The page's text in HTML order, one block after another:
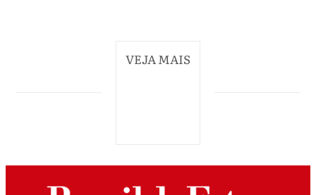
VEJA MAIS